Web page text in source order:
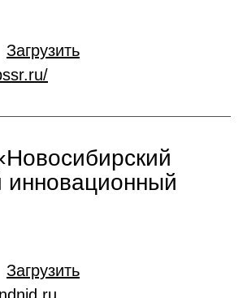
Загрузить
инновационный
Загрузить